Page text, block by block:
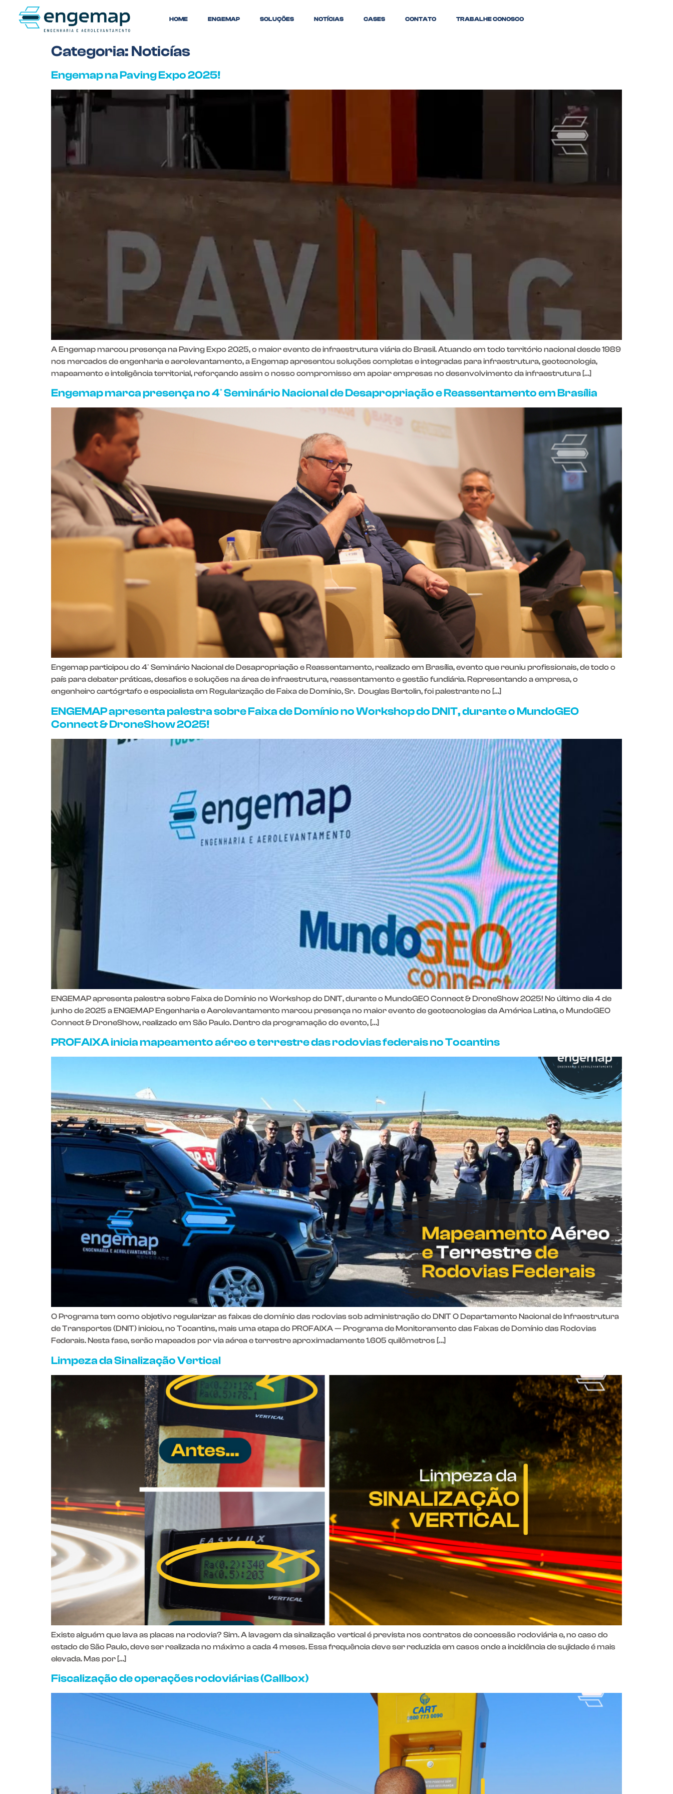
HOME ENGEMAP SOLUÇÕES NOTÍCIAS CASES CONTATO TRABALHE CONOSCO
Categoria: Noticías
Engemap na Paving Expo 2025!
A Engemap marcou presença na Paving Expo 2025, o maior evento de infraestrutura viária do Brasil. Atuando em todo território nacional desde 1989
nos mercados de engenharia e aerolevantamento, a Engemap apresentou soluções completas e integradas para infraestrutura, geotecnologia,
mapeamento e inteligência territorial, reforçando assim o nosso compromisso em apoiar empresas no desenvolvimento da infraestrutura […]
Engemap marca presença no 4º Seminário Nacional de Desapropriação e Reassentamento em Brasília
Engemap participou do 4º Seminário Nacional de Desapropriação e Reassentamento, realizado em Brasília, evento que reuniu profissionais, de todo o
país para debater práticas, desafios e soluções na área de infraestrutura, reassentamento e gestão fundiária. Representando a empresa, o
engenheiro cartógrtafo e especialista em Regularização de Faixa de Domínio, Sr. Douglas Bertolin, foi palestrante no […]
ENGEMAP apresenta palestra sobre Faixa de Domínio no Workshop do DNIT, durante o MundoGEO
Connect & DroneShow 2025!
ENGEMAP apresenta palestra sobre Faixa de Domínio no Workshop do DNIT, durante o MundoGEO Connect & DroneShow 2025! No último dia 4 de
junho de 2025 a ENGEMAP Engenharia e Aerolevantamento marcou presença no maior evento de geotecnologias da América Latina, o MundoGEO
Connect & DroneShow, realizado em São Paulo. Dentro da programação do evento, […]
PROFAIXA inicia mapeamento aéreo e terrestre das rodovias federais no Tocantins
O Programa tem como objetivo regularizar as faixas de domínio das rodovias sob administração do DNIT O Departamento Nacional de Infraestrutura
de Transportes (DNIT) iniciou, no Tocantins, mais uma etapa do PROFAIXA — Programa de Monitoramento das Faixas de Domínio das Rodovias
Federais. Nesta fase, serão mapeados por via aérea e terrestre aproximadamente 1.605 quilômetros […]
Limpeza da Sinalização Vertical
Existe alguém que lava as placas na rodovia? Sim. A lavagem da sinalização vertical é prevista nos contratos de concessão rodoviária e, no caso do
estado de São Paulo, deve ser realizada no máximo a cada 4 meses. Essa frequência deve ser reduzida em casos onde a incidência de sujidade é mais
elevada. Mas por […]
Fiscalização de operações rodoviárias (Callbox)